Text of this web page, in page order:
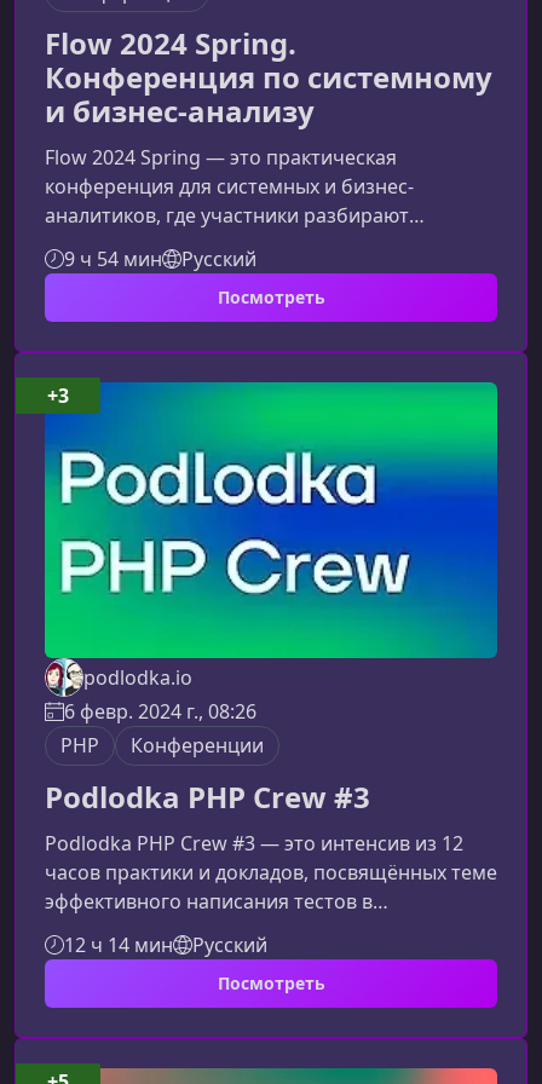
Flow 2024 Spring.
Конференция по системному
и бизнес-анализу
Flow 2024 Spring — это практическая
конференция для системных и бизнес-
аналитиков, где участники разбирают
реальные кейсы, изучают современные
инструменты и подходы, а также прокачивают
навыки проектирования сервисов и
начинающим, так и опытным аналитикам.О
конференцииFlow 2024 Spring объединяет
экспертов, работающих в системном и бизнес-
анализе, архитектуре и проектировании
сервисных взаимодействий. Участники
9 ч 54 мин Русский
Посмотреть
podlodka.io
6 февр. 2024 г., 08:26
PHP
Конференции
Podlodka PHP Crew #3
Podlodka PHP Crew #3 — это интенсив из 12
часов практики и докладов, посвящённых теме
эффективного написания тестов в
PHP‑проектах. Программа создана для
разработчиков, которые хотят прокачать
навыки автоматизации, глубже разобраться в
процессы качества в своих командах.О
программеКурс объединяет доклады,
12 ч 14 мин Русский
Посмотреть
+3